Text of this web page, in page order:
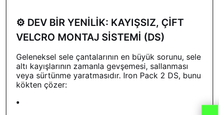
⚙️ DEV BİR YENİLİK: KAYIŞSIZ, ÇİFT
VELCRO MONTAJ SİSTEMİ (DS)
Geleneksel sele çantalarının en büyük sorunu, sele
altı kayışlarının zamanla gevşemesi, sallanması
veya sürtünme yaratmasıdır. Iron Pack 2 DS, bunu
kökten çözer: